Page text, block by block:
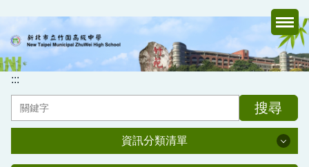
主
要
內
容
:::
搜尋
資訊分類清單